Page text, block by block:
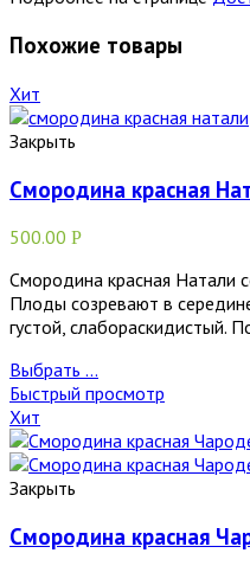
Похожие товары
Хит
Закрыть
Смородина красная
500.00 Р
Смородина красная Натали
Плоды созревают в
густой, слабораскидистый.
Выбрать ...
Быстрый просмотр
Хит
Закрыть
Смородина красная